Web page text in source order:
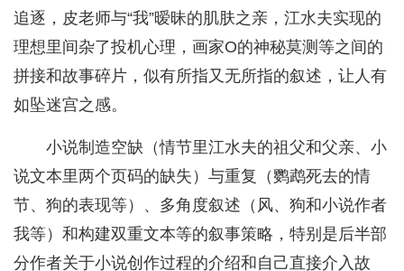
追逐，皮老师与“我”暧昧的肌肤之亲，江水夫实现的
理想里间杂了投机心理，画家O的神秘莫测等之间的
拼接和故事碎片，似有所指又无所指的叙述，让人有
如坠迷宫之感。
小说制造空缺（情节里江水夫的祖父和父亲、小
说文本里两个页码的缺失）与重复（鹦鹉死去的情
节、狗的表现等）、多角度叙述（风、狗和小说作者
我等）和构建双重文本等的叙事策略，特别是后半部
分作者关于小说创作过程的介绍和自己直接介入故